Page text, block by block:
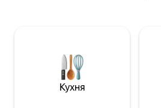
кухонні приладдя. Для вашого
комфорту: безкоштовні пляжні
рушники, шампунь і мило для тіла.
Електроенергія включена в
Кухня